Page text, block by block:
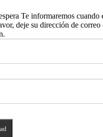
Te informaremos cuando
deje su dirección de correo